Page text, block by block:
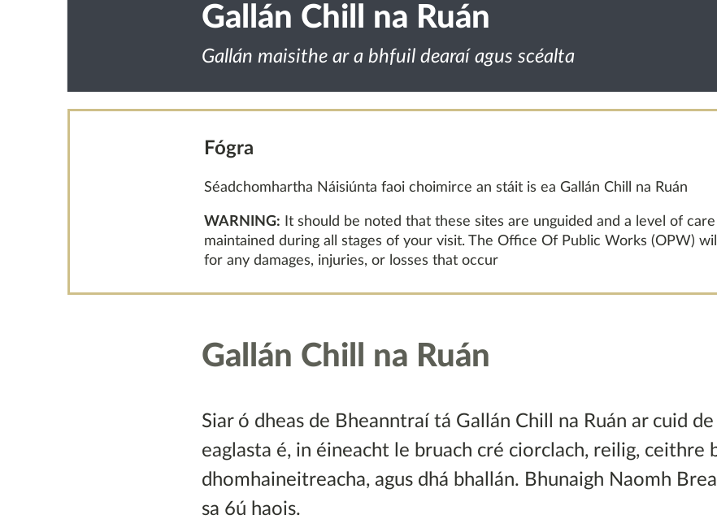
Gallán Chill na Ruán
Gallán maisithe ar a bhfuil dearaí agus scéalta
Fógra
Séadchomhartha Náisiúnta faoi choimirce an stáit is ea Gallán Chill na Ruán
WARNING: It should be noted that these sites are unguided and a level of
maintained during all stages of your visit. The Office Of Public Works (OPW)
for any damages, injuries, or losses that occur
Gallán Chill na Ruán
Siar ó dheas de Bheanntraí tá Gallán Chill na Ruán ar cuid
eaglasta é, in éineacht le bruach cré ciorclach, reilig, ceithre
dhomhaineitreacha, agus dhá bhallán. Bhunaigh Naomh
sa 6ú haois.